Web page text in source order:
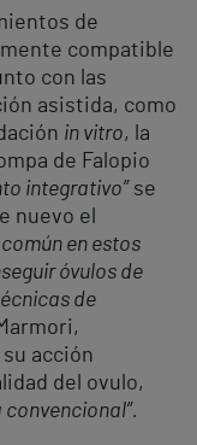
de
compatible
con las
asistida, como
in vitro, la
de Falopio
integrativo” se
nuevo el
en estos
óvulos de
de
acción
del ovulo,